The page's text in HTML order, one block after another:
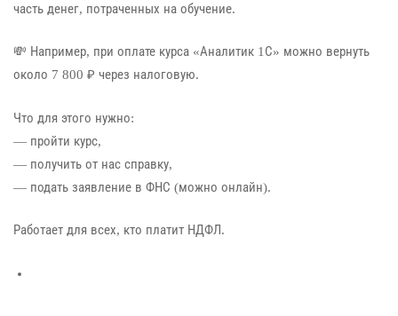
часть денег, потраченных на обучение.
💸 Например, при оплате курса «Аналитик 1С» можно вернуть
около 7 800 ₽ через налоговую.
Что для этого нужно:
— пройти курс,
— получить от нас справку,
— подать заявление в ФНС (можно онлайн).
Работает для всех, кто платит НДФЛ.